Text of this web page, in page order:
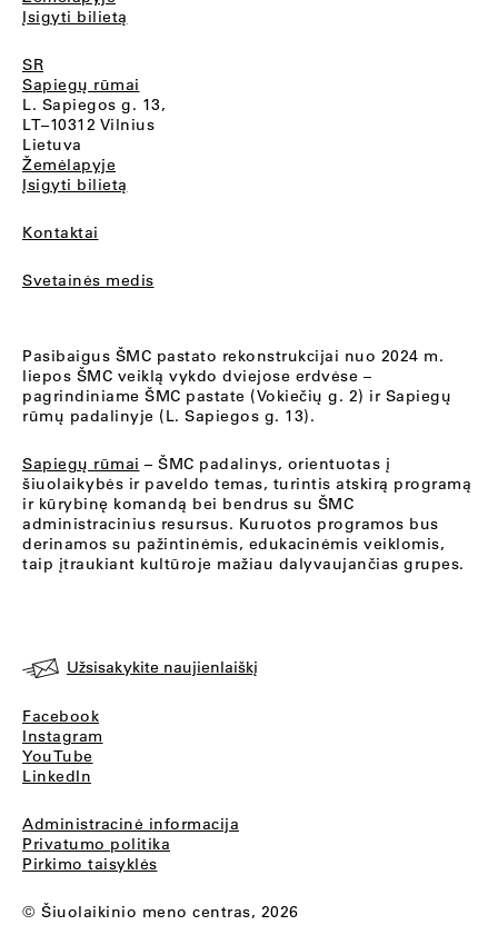
Įsigyti bilietą
SR
Sapiegų rūmai
L. Sapiegos g. 13,
LT–10312 Vilnius
Lietuva
Žemėlapyje
Įsigyti bilietą
Kontaktai
Svetainės medis
Pasibaigus ŠMC pastato rekonstrukcijai nuo 2024 m.
liepos ŠMC veiklą vykdo dviejose erdvėse –
pagrindiniame ŠMC pastate (Vokiečių g. 2) ir Sapiegų
rūmų padalinyje (L. Sapiegos g. 13).
Sapiegų rūmai – ŠMC padalinys, orientuotas į
šiuolaikybės ir paveldo temas, turintis atskirą programą
ir kūrybinę komandą bei bendrus su ŠMC
administracinius resursus. Kuruotos programos bus
derinamos su pažintinėmis, edukacinėmis veiklomis,
taip įtraukiant kultūroje mažiau dalyvaujančias grupes.
Užsisakykite naujienlaiškį
Facebook
Instagram
YouTube
LinkedIn
Administracinė informacija
Privatumo politika
Pirkimo taisyklės
© Šiuolaikinio meno centras, 2026